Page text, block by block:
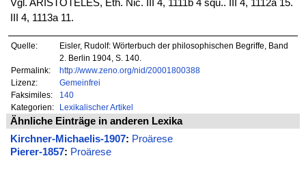
Vgl. ARISTOTELES, Eth. Nic. III 4, 1111b 4 squ.. III 4, 1112a 15.
III 4, 1113a 11.
Quelle:
Eisler, Rudolf: Wörterbuch der philosophischen Begriffe, Band
2. Berlin 1904, S. 140.
Permalink:
http://www.zeno.org/nid/20001800388
Lizenz:
Gemeinfrei
Faksimiles:
140
Kategorien:
Lexikalischer Artikel
Ähnliche Einträge in anderen Lexika
Kirchner-Michaelis-1907: Proärese
Pierer-1857: Proärese